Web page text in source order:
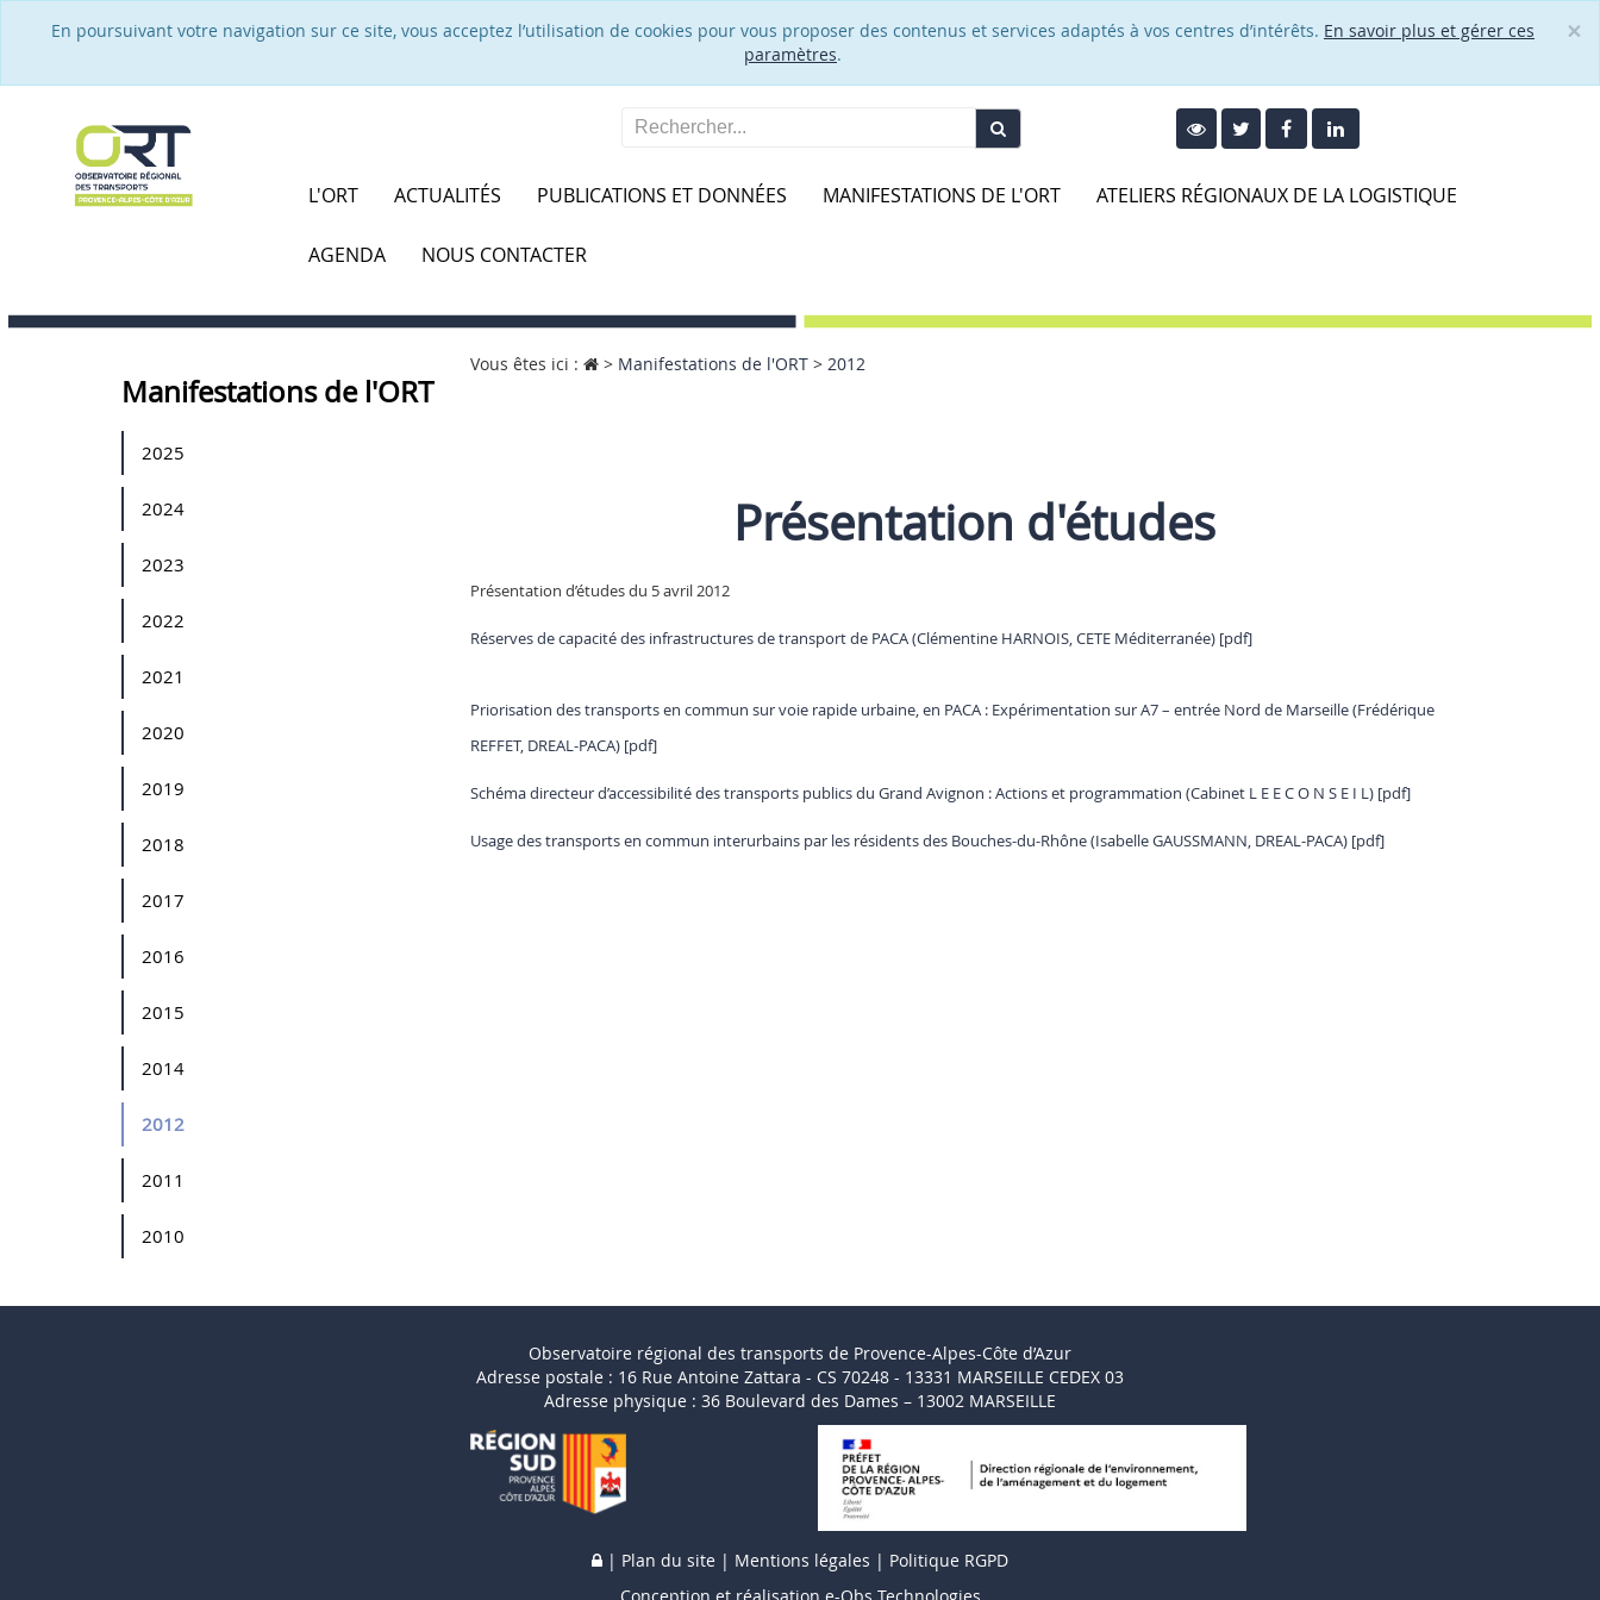
×
En poursuivant votre navigation sur ce site, vous acceptez l’utilisation de cookies pour vous proposer des contenus et services adaptés à vos centres d’intérêts. En savoir plus et gérer ces
paramètres.
L'ORT ACTUALITÉS PUBLICATIONS ET DONNÉES MANIFESTATIONS DE L'ORT ATELIERS RÉGIONAUX DE LA LOGISTIQUE
AGENDA NOUS CONTACTER
Manifestations de l'ORT
Vous êtes ici : > Manifestations de l'ORT > 2012
2025
2024
2023
2022
2021
2020
2019
2018
2017
2016
2015
2014
2012
2011
2010
Présentation d'études
Présentation d’études du 5 avril 2012
Réserves de capacité des infrastructures de transport de PACA (Clémentine HARNOIS, CETE Méditerranée) [pdf]
Priorisation des transports en commun sur voie rapide urbaine, en PACA : Expérimentation sur A7 – entrée Nord de Marseille (Frédérique
REFFET, DREAL-PACA) [pdf]
Schéma directeur d’accessibilité des transports publics du Grand Avignon : Actions et programmation (Cabinet L E E C O N S E I L) [pdf]
Usage des transports en commun interurbains par les résidents des Bouches-du-Rhône (Isabelle GAUSSMANN, DREAL-PACA) [pdf]
Observatoire régional des transports de Provence-Alpes-Côte d’Azur
Adresse postale : 16 Rue Antoine Zattara - CS 70248 - 13331 MARSEILLE CEDEX 03
Adresse physique : 36 Boulevard des Dames – 13002 MARSEILLE
| Plan du site | Mentions légales | Politique RGPD